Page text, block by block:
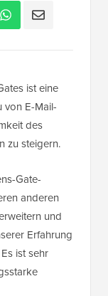
ist eine
von E-Mail-
des
zu steigern.
Gate-
anderen
und
Erfahrung
ist sehr